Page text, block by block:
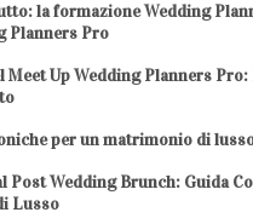
la formazione Wedding
Planners Pro
Meet Up Wedding Planners Pro:
per un matrimonio di
Post Wedding Brunch: Guida
Lusso